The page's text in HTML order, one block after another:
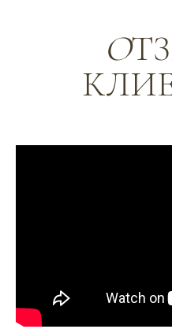
О